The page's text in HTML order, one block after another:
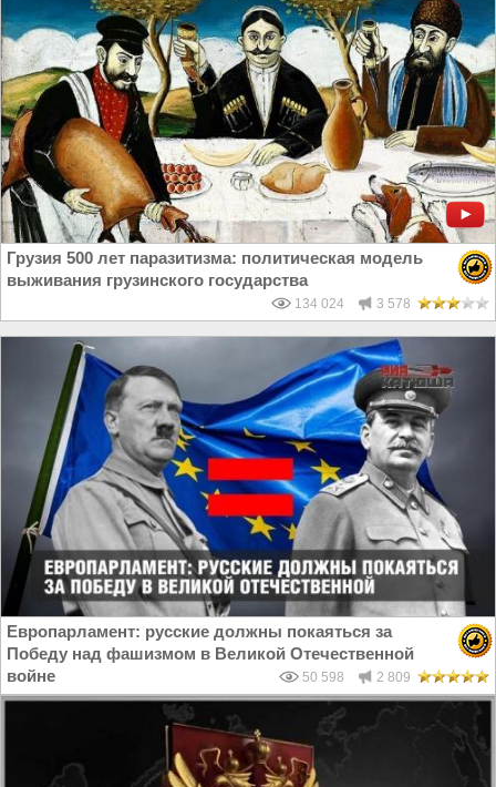
Грузия 500 лет паразитизма: политическая модель
выживания грузинского государства
134 024 3 578
Европарламент: русские должны покаяться за
Победу над фашизмом в Великой Отечественной
войне
50 598 2 809